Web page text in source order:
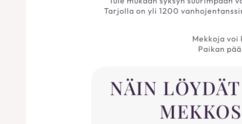
Tarjolla on yli 1200
Mekkoja
Paikan
NÄIN